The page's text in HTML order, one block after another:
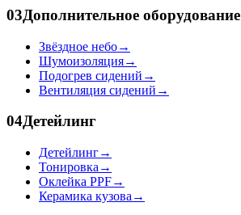
03Дополнительное оборудование
Звёздное небо→
Шумоизоляция→
Подогрев сидений →
Вентиляция сидений →
04Детейлинг
Детейлинг→
Тонировка →
Оклейка PPF→
Керамика кузова →